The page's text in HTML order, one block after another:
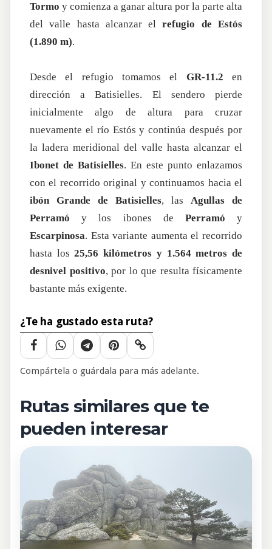
Tormo y comienza a ganar altura por la parte alta
del valle hasta alcanzar elrefugio de Estós
(1.890 m).
Desde el refugio tomamos el GR-11.2 en
dirección a Batisielles. El sendero pierde
inicialmente algo de altura para cruzar
nuevamente el río Estós y continúa después por
la ladera meridional del valle hasta alcanzar el
Ibonet de Batisielles. En este punto enlazamos
con el recorrido original y continuamos hacia el
ibón Grande de Batisielles, las Agullas de
Perramó y los ibones de Perramó y
Escarpinosa. Esta variante aumenta el recorrido
hasta los25,56 kilómetros y 1.564 metros de
desnivel positivo, por lo que resulta físicamente
bastante más exigente.
¿Te ha gustado esta ruta?
Compártela o guárdala para más adelante.
Rutas similares que te
pueden interesar